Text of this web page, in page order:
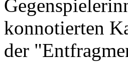
konnotierten
der